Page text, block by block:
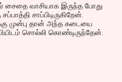
சைதை வாசியாக இருந்த போது
சாப்பிடிருகிறேன்.
முன்பு தான் அந்த கடையை
சொல்லி கொண்டிருந்தேன்.